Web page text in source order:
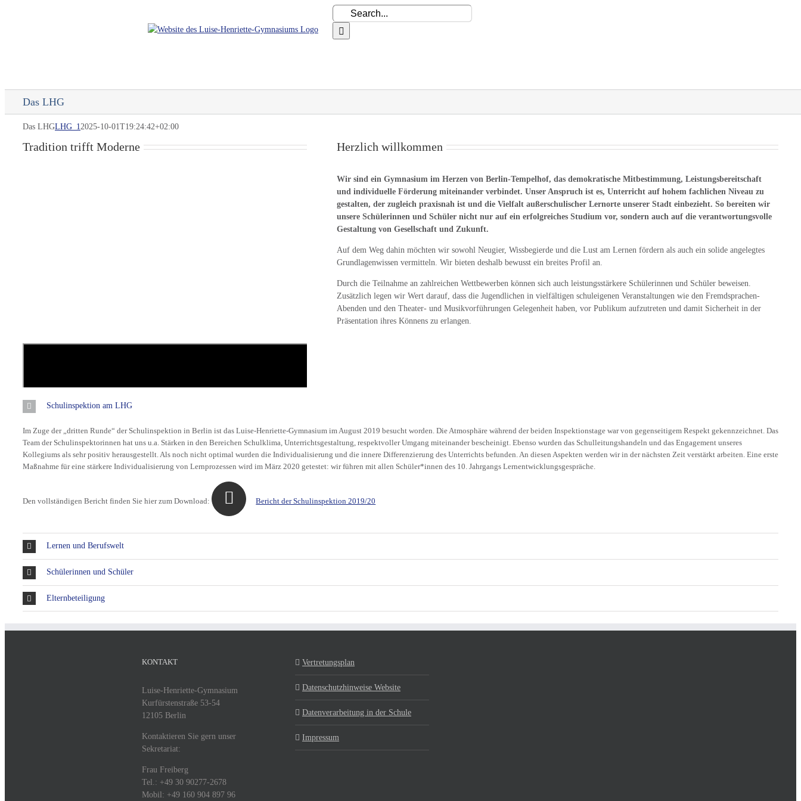
Search
for:
Das LHG
Das LHGLHG_12025-10-01T19:24:42+02:00
Tradition trifft Moderne Herzlich willkommen
Wir sind ein Gymnasium im Herzen von Berlin-Tempelhof, das demokratische Mitbestimmung, Leistungsbereitschaft
und individuelle Förderung miteinander verbindet. Unser Anspruch ist es, Unterricht auf hohem fachlichen Niveau zu
gestalten, der zugleich praxisnah ist und die Vielfalt außerschulischer Lernorte unserer Stadt einbezieht. So bereiten wir
unsere Schülerinnen und Schüler nicht nur auf ein erfolgreiches Studium vor, sondern auch auf die verantwortungsvolle
Gestaltung von Gesellschaft und Zukunft.
Auf dem Weg dahin möchten wir sowohl Neugier, Wissbegierde und die Lust am Lernen fördern als auch ein solide angelegtes
Grundlagenwissen vermitteln. Wir bieten deshalb bewusst ein breites Profil an.
Durch die Teilnahme an zahlreichen Wettbewerben können sich auch leistungsstärkere Schülerinnen und Schüler beweisen.
Zusätzlich legen wir Wert darauf, dass die Jugendlichen in vielfältigen schuleigenen Veranstaltungen wie den Fremdsprachen-
Abenden und den Theater- und Musikvorführungen Gelegenheit haben, vor Publikum aufzutreten und damit Sicherheit in der
Präsentation ihres Könnens zu erlangen.
Schulinspektion am LHG
Im Zuge der „dritten Runde“ der Schulinspektion in Berlin ist das Luise-Henriette-Gymnasium im August 2019 besucht worden. Die Atmosphäre während der beiden Inspektionstage war von gegenseitigem Respekt gekennzeichnet. Das
Team der Schulinspektorinnen hat uns u.a. Stärken in den Bereichen Schulklima, Unterrichtsgestaltung, respektvoller Umgang miteinander bescheinigt. Ebenso wurden das Schulleitungshandeln und das Engagement unseres
Kollegiums als sehr positiv herausgestellt. Als noch nicht optimal wurden die Individualisierung und die innere Differenzierung des Unterrichts befunden. An diesen Aspekten werden wir in der nächsten Zeit verstärkt arbeiten. Eine erste
Maßnahme für eine stärkere Individualisierung von Lernprozessen wird im März 2020 getestet: wir führen mit allen Schüler*innen des 10. Jahrgangs Lernentwicklungsgespräche.
Den vollständigen Bericht finden Sie hier zum Download: Bericht der Schulinspektion 2019/20
Lernen und Berufswelt
Schülerinnen und Schüler
Elternbeteiligung
KONTAKT
Luise-Henriette-Gymnasium
Kurfürstenstraße 53-54
12105 Berlin
Kontaktieren Sie gern unser
Sekretariat:
Frau Freiberg
Tel.: +49 30 90277-2678
Mobil: +49 160 904 897 96
Vertretungsplan
Datenschutzhinweise Website
Datenverarbeitung in der Schule
Impressum